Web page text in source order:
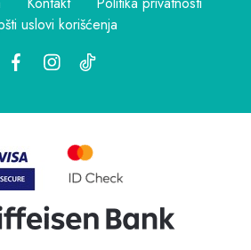
uslovi korišćenja